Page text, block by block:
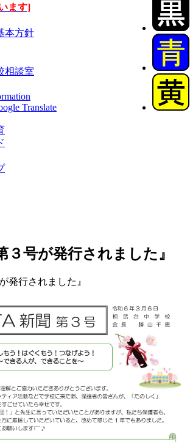
ます]
本方針
相談室
Translate
３号が発行されました』
発行されました』